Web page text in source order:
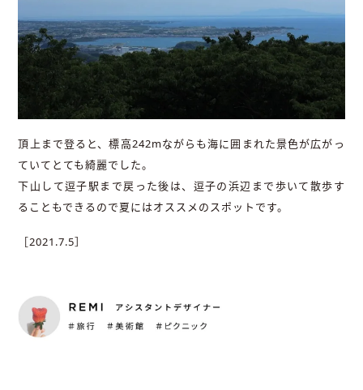
頂上まで登ると、標高242mながらも海に囲まれた景色が広がっ
ていてとても綺麗でした。
下山して逗子駅まで戻った後は、逗子の浜辺まで歩いて散歩す
ることもできるので夏にはオススメのスポットです。
［2021.7.5］